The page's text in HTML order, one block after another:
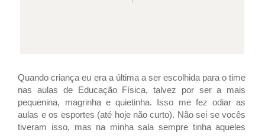
Quando criança eu era a última a ser escolhida para o time
nas aulas de Educação Física, talvez por ser a mais
pequenina, magrinha e quietinha. Isso me fez odiar as
aulas e os esportes (até hoje não curto). Não sei se vocês
tiveram isso, mas na minha sala sempre tinha aqueles